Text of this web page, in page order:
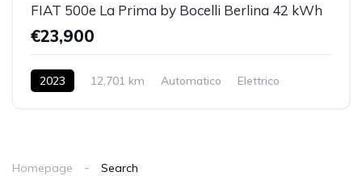
FIAT 500e La Prima by Bocelli Berlina 42 kWh
€23,900
2023 12,701 km Automatico
Elettrico
Homepage Search